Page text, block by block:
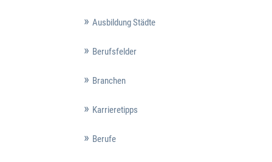
Ausbildung Städte
Berufsfelder
Branchen
Karrieretipps
Berufe